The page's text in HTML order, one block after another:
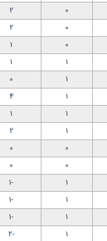
0
2
0
2
0
1
1
1
1
0
1
4
1
1
1
2
0
0
0
0
1
-1
1
-1
1
-1
1
-2